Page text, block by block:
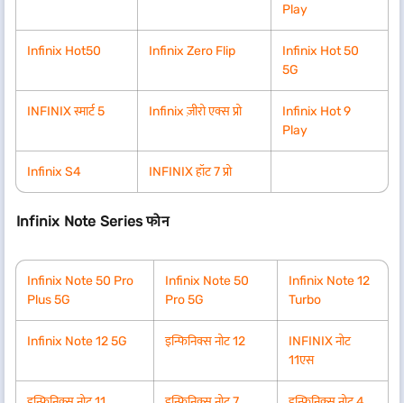
Play
Infinix Hot50 Infinix Zero Flip
Infinix Hot 50
5G
INFINIX स्मार्ट 5 Infinix ज़ीरो एक्स प्रो
Infinix Hot 9
Play
Infinix S4 INFINIX हॉट 7 प्रो
Infinix Note Series फोन
Infinix Note 50 Pro
Plus 5G
Infinix Note 50
Pro 5G
Infinix Note 12
Turbo
Infinix Note 12 5G इन्फिनिक्स नोट 12
INFINIX नोट
11एस